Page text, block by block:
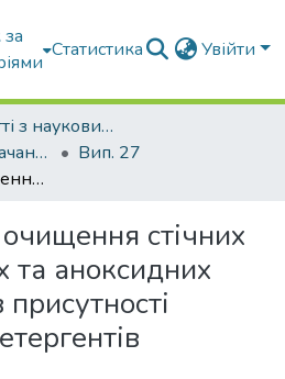
Статистика Увійти
Вибрані статті з наукових збірників КНУБА
Проблеми водопостачання, водовідведення та гідравліки
Вип. 27
Моделювання очищення стічних вод в аеробних та аноксидних біореакторах в присутності синтетичних детергентів
стічних
та аноксидних